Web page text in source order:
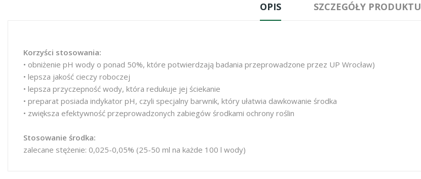
OPIS SZCZEGÓŁY PRODUKTU
Korzyści stosowania:
• obniżenie pH wody o ponad 50%, które potwierdzają badania przeprowadzone przez UP Wrocław)
• lepsza jakość cieczy roboczej
• lepsza przyczepność wody, która redukuje jej ściekanie
• preparat posiada indykator pH, czyli specjalny barwnik, który ułatwia dawkowanie środka
• zwiększa efektywność przeprowadzonych zabiegów środkami ochrony roślin
Stosowanie środka:
zalecane stężenie: 0,025-0,05% (25-50 ml na każde 100 l wody)